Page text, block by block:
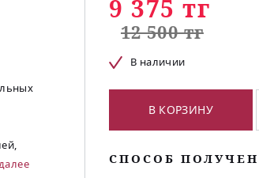
9 375 тг
12 500 тг
В наличии
В КОРЗИНУ
СПОСОБ